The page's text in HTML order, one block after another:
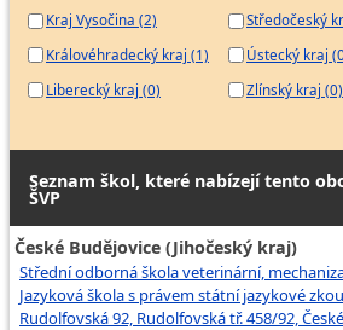
Kraj Vysočina (2)
Královéhradecký kraj (1)
Liberecký kraj (0)
Středočeský
Ústecký kraj
Zlínský kraj (0)
Seznam škol, které nabízejí tento
ŠVP
České Budějovice (Jihočeský kraj)
Střední odborná škola veterinární,
Jazyková škola s právem státní jazykové
Rudolfovská 92, Rudolfovská tř. 458/92,